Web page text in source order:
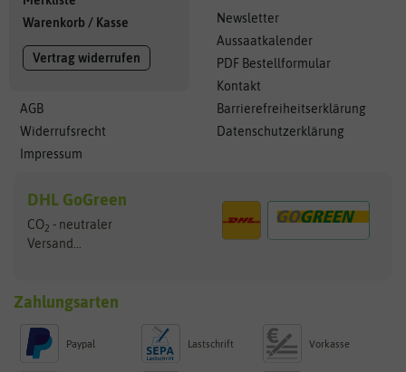
Warenkorb / Kasse
Vertrag widerrufen
AGB
Widerrufsrecht
Impressum
Newsletter
Aussaatkalender
PDF Bestellformular
Kontakt
Barrierefreiheitserklärung
Datenschutzerklärung
DHL GoGreen
CO2 - neutraler
Versand...
Zahlungsarten
Paypal Lastschrift Vorkasse